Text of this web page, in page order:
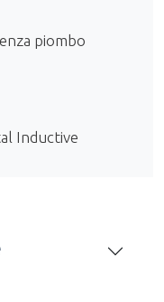
piombo
Inductive